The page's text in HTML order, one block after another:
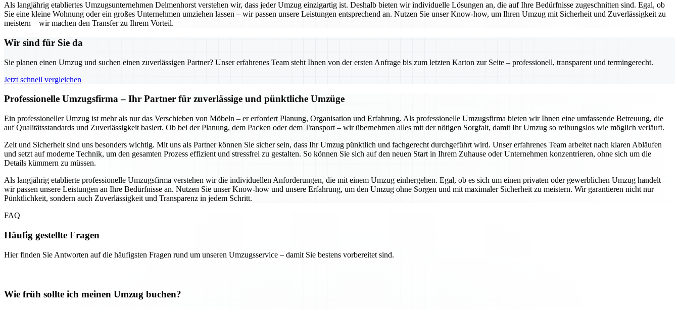
Als langjährig etabliertes Umzugsunternehmen Delmenhorst verstehen wir, dass jeder Umzug einzigartig ist. Deshalb bieten wir individuelle Lösungen an, die auf Ihre Bedürfnisse zugeschnitten sind. Egal, ob
Sie eine kleine Wohnung oder ein großes Unternehmen umziehen lassen – wir passen unsere Leistungen entsprechend an. Nutzen Sie unser Know-how, um Ihren Umzug mit Sicherheit und Zuverlässigkeit zu
meistern – wir machen den Transfer zu Ihrem Vorteil.
Wir sind für Sie da
Sie planen einen Umzug und suchen einen zuverlässigen Partner? Unser erfahrenes Team steht Ihnen von der ersten Anfrage bis zum letzten Karton zur Seite – professionell, transparent und termingerecht.
Jetzt schnell vergleichen
Professionelle Umzugsfirma – Ihr Partner für zuverlässige und pünktliche Umzüge
Ein professioneller Umzug ist mehr als nur das Verschieben von Möbeln – er erfordert Planung, Organisation und Erfahrung. Als professionelle Umzugsfirma bieten wir Ihnen eine umfassende Betreuung, die
auf Qualitätsstandards und Zuverlässigkeit basiert. Ob bei der Planung, dem Packen oder dem Transport – wir übernehmen alles mit der nötigen Sorgfalt, damit Ihr Umzug so reibungslos wie möglich verläuft.
Zeit und Sicherheit sind uns besonders wichtig. Mit uns als Partner können Sie sicher sein, dass Ihr Umzug pünktlich und fachgerecht durchgeführt wird. Unser erfahrenes Team arbeitet nach klaren Abläufen
und setzt auf moderne Technik, um den gesamten Prozess effizient und stressfrei zu gestalten. So können Sie sich auf den neuen Start in Ihrem Zuhause oder Unternehmen konzentrieren, ohne sich um die
Details kümmern zu müssen.
Als langjährig etablierte professionelle Umzugsfirma verstehen wir die individuellen Anforderungen, die mit einem Umzug einhergehen. Egal, ob es sich um einen privaten oder gewerblichen Umzug handelt –
wir passen unsere Leistungen an Ihre Bedürfnisse an. Nutzen Sie unser Know-how und unsere Erfahrung, um den Umzug ohne Sorgen und mit maximaler Sicherheit zu meistern. Wir garantieren nicht nur
Pünktlichkeit, sondern auch Zuverlässigkeit und Transparenz in jedem Schritt.
FAQ
Häufig gestellte Fragen
Hier finden Sie Antworten auf die häufigsten Fragen rund um unseren Umzugsservice – damit Sie bestens vorbereitet sind.
Wie früh sollte ich meinen Umzug buchen?